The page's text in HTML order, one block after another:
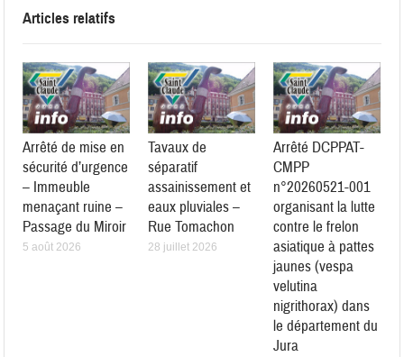
Articles relatifs
Arrêté de mise en
sécurité d’urgence
– Immeuble
menaçant ruine –
Passage du Miroir
5 août 2026
Tavaux de
séparatif
assainissement et
eaux pluviales –
Rue Tomachon
28 juillet 2026
Arrêté DCPPAT-
CMPP
n°20260521-001
organisant la lutte
contre le frelon
asiatique à pattes
jaunes (vespa
velutina
nigrithorax) dans
le département du
Jura